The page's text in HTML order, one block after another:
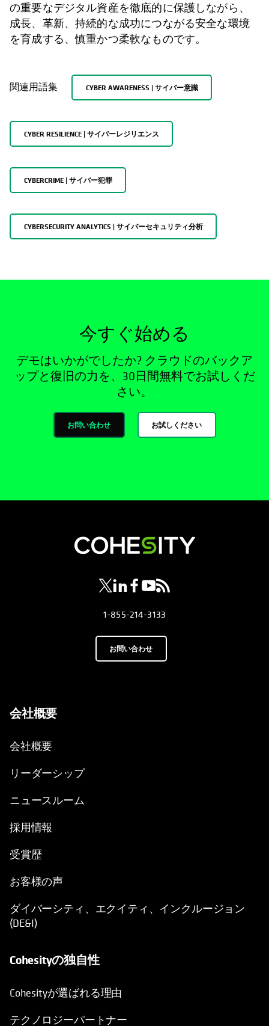
の重要なデジタル資産を徹底的に保護しながら、
成長、革新、持続的な成功につながる安全な環境
を育成する、慎重かつ柔軟なものです。
関連用語集 CYBER AWARENESS | サイバー意識
CYBER RESILIENCE | サイバーレジリエンス
CYBERCRIME | サイバー犯罪
CYBERSECURITY ANALYTICS | サイバーセキュリティ分析
今すぐ始める
デモはいかがでしたか? クラウドのバックア
ップと復旧の力を、30日間無料でお試しくだ
さい。
お問い合わせ お試しください
新しいタブで開く
新しいタブで開く
新しいタブで開く
新しいタブで開く
新しいタブで開く
1-855-214-3133
お問い合わせ
会社概要
会社概要
リーダーシップ
ニュースルーム
採用情報
受賞歴
お客様の声
ダイバーシティ、エクイティ、インクルージョン
(DE&I)
Cohesityの独自性
Cohesityが選ばれる理由
テクノロジーパートナー